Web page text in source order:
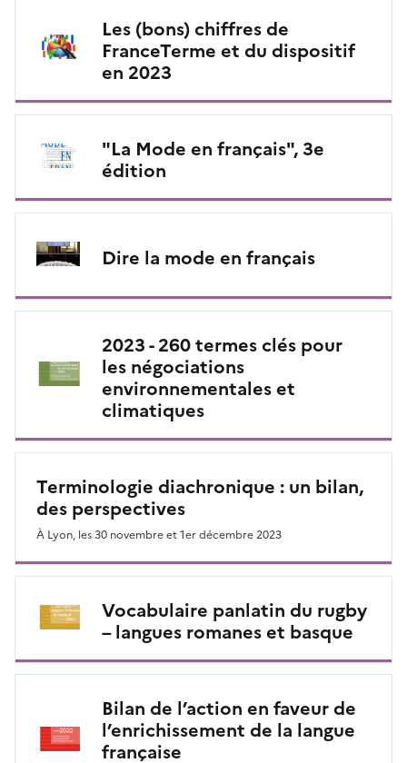
Les (bons) chiffres de
FranceTerme et du dispositif
en 2023
"La Mode en français", 3e
édition
Dire la mode en français
2023 - 260 termes clés pour
les négociations
environnementales et
climatiques
Terminologie diachronique : un bilan,
des perspectives
À Lyon, les 30 novembre et 1er décembre 2023
Vocabulaire panlatin du rugby
– langues romanes et basque
Bilan de l’action en faveur de
l’enrichissement de la langue
française